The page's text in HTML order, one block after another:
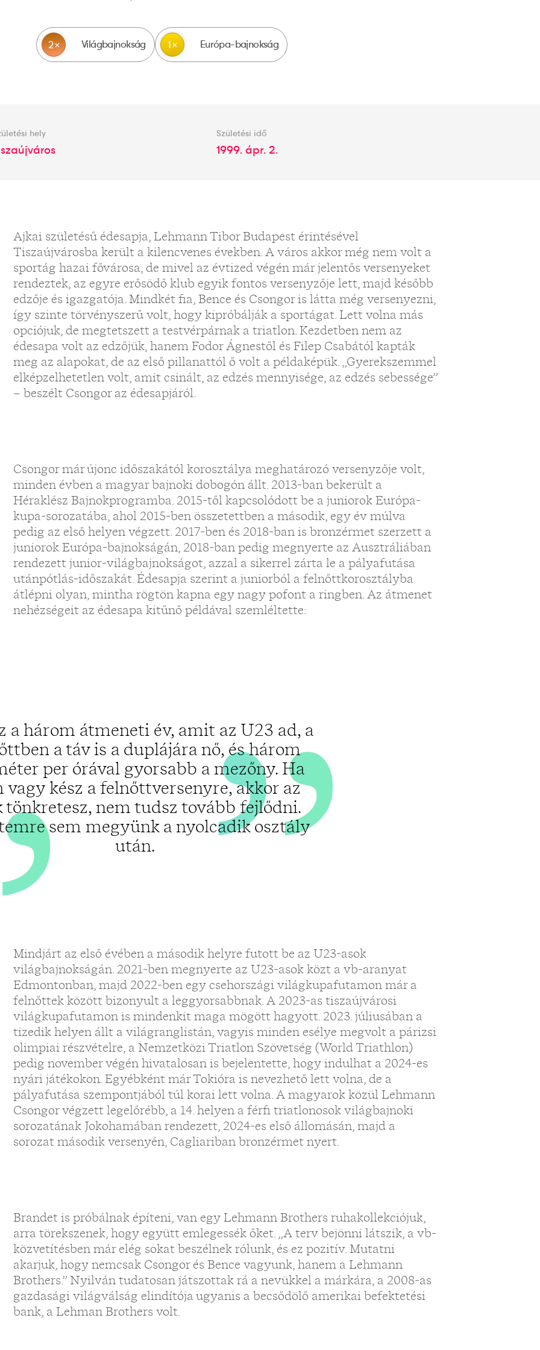
2 Világbajnokság 1 Európa-bajnokság
hely Születési idő
1999. ápr. 2.
Ajkai születésű édesapja, Lehmann Tibor Budapest érintésével
Tiszaújvárosba került a kilencvenes években. A város akkor még nem volt a
sportág hazai fővárosa, de mivel az évtized végén már jelentős versenyeket
rendeztek, az egyre erősödő klub egyik fontos versenyzője lett, majd később
edzője és igazgatója. Mindkét fia, Bence és Csongor is látta még versenyezni,
így szinte törvényszerű volt, hogy kipróbálják a sportágat. Lett volna más
opciójuk, de megtetszett a testvérpárnak a triatlon. Kezdetben nem az
édesapa volt az edzőjük, hanem Fodor Ágnestől és Filep Csabától kapták
meg az alapokat, de az első pillanattól ő volt a példaképük. „Gyerekszemmel
elképzelhetetlen volt, amit csinált, az edzés mennyisége, az edzés sebessége”
– beszélt Csongor az édesapjáról.
Csongor már újonc időszakától korosztálya meghatározó versenyzője volt,
minden évben a magyar bajnoki dobogón állt. 2013-ban bekerült a
Héraklész Bajnokprogramba. 2015-től kapcsolódott be a juniorok Európa-
kupa-sorozatába, ahol 2015-ben összetettben a második, egy év múlva
pedig az első helyen végzett. 2017-ben és 2018-ban is bronzérmet szerzett a
juniorok Európa-bajnokságán, 2018-ban pedig megnyerte az Ausztráliában
rendezett junior-világbajnokságot, azzal a sikerrel zárta le a pályafutása
utánpótlás-időszakát. Édesapja szerint a juniorból a felnőttkorosztályba
átlépni olyan, mintha rögtön kapna egy nagy pofont a ringben. Az átmenet
nehézségeit az édesapa kitűnő példával szemléltette:
a három átmeneti év, amit az U23 ad, a
a táv is a duplájára nő, és három
per órával gyorsabb a mezőny. Ha
vagy kész a felnőttversenyre, akkor az
tönkretesz, nem tudsz tovább fejlődni.
sem megyünk a nyolcadik osztály
után.
„
Mindjárt az első évében a második helyre futott be az U23-asok
világbajnokságán. 2021-ben megnyerte az U23-asok közt a vb-aranyat
Edmontonban, majd 2022-ben egy csehországi világkupafutamon már a
felnőttek között bizonyult a leggyorsabbnak. A 2023-as tiszaújvárosi
világkupafutamon is mindenkit maga mögött hagyott. 2023. júliusában a
tizedik helyen állt a világranglistán, vagyis minden esélye megvolt a párizsi
olimpiai részvételre, a Nemzetközi Triatlon Szövetség (World Triathlon)
pedig november végén hivatalosan is bejelentette, hogy indulhat a 2024-es
nyári játékokon. Egyébként már Tokióra is nevezhető lett volna, de a
pályafutása szempontjából túl korai lett volna. A magyarok közül Lehmann
Csongor végzett legelőrébb, a 14. helyen a férfi triatlonosok világbajnoki
sorozatának Jokohamában rendezett, 2024-es első állomásán, majd a
sorozat második versenyén, Cagliariban bronzérmet nyert.
Brandet is próbálnak építeni, van egy Lehmann Brothers ruhakollekciójuk,
arra törekszenek, hogy együtt emlegessék őket. „A terv bejönni látszik, a vb-
közvetítésben már elég sokat beszélnek rólunk, és ez pozitív. Mutatni
akarjuk, hogy nemcsak Csongor és Bence vagyunk, hanem a Lehmann
Brothers.” Nyilván tudatosan játszottak rá a nevükkel a márkára, a 2008-as
gazdasági világválság elindítója ugyanis a becsődölő amerikai befektetési
bank, a Lehman Brothers volt.